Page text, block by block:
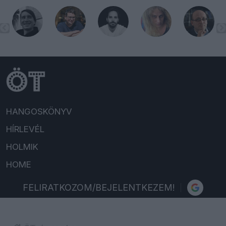
HANGOSKÖNYV
HÍRLEVÉL
HOLMIK
HOME
FELIRATKOZOM/BEJELENTKEZEM!